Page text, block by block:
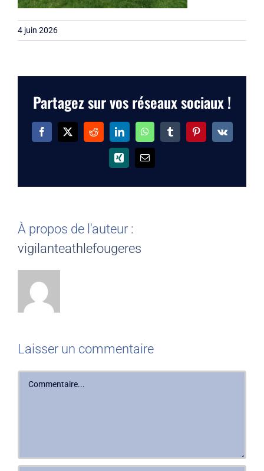
4 juin 2026
Partagez sur vos réseaux sociaux !
Facebook
X RedditLinkedInWhatsAppTumblrPinterest
Vk
Xing Email
À propos de l'auteur :
vigilanteathlefougeres
Laisser un commentaire
Commentaire